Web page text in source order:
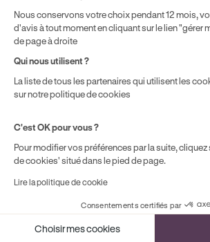
Nous conservons votre choix pendant 12 mois,
d'avis à tout moment en cliquant sur le lien "gérer
de page à droite
Qui nous utilisent ?
La liste de tous les partenaires qui utilisent les
sur notre politique de cookies
C'est OK pour vous ?
Pour modifier vos préférences par la suite, cliquez
de cookies' situé dans le pied de page.
Lire la politique de cookie
Consentements certifiés par
Choisir mes cookies
Cookies